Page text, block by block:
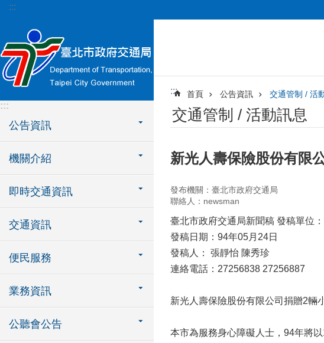
跳到主要內容區塊
:::
:::
公告資訊
機關介紹
即時交通資訊
交通資訊
便民服務
業務資訊
公聽會公告
::: 首頁 公告資訊 交通管制 / 活
交通管制 / 活動訊息
新光人壽保險股份有限
發布機關：臺北市政府交通局
聯絡人：newsman
臺北市政府交通局新聞稿 發稿單位
發稿日期：94年05月24日
發稿人： 張靜怡 陳秀珍
連絡電話：27256838 27256887
新光人壽保險股份有限公司捐贈2輛
本市為服務身心障礙人士，94年將